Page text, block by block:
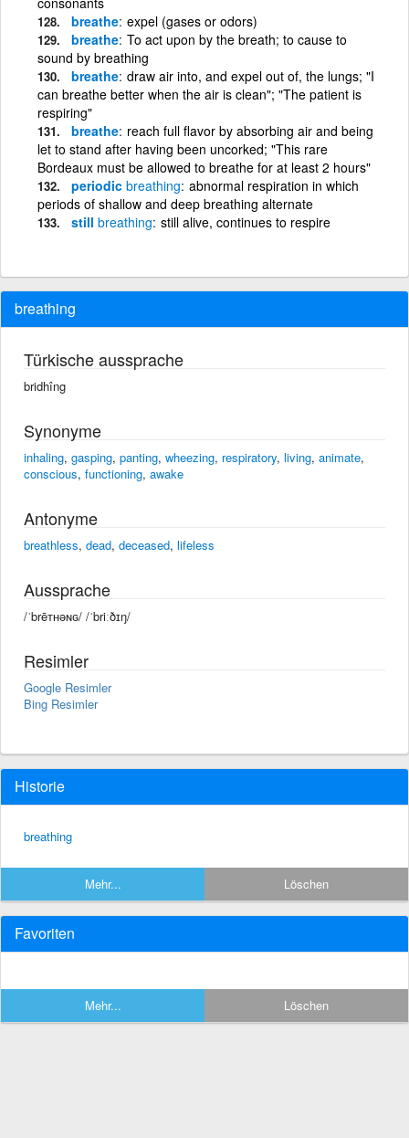
breathe expel (gases or odors)
breathe To act upon by the breath; to cause to
sound by breathing
breathe draw air into, and expel out of, the lungs; "I
can breathe better when the air is clean"; "The patient is
respiring"
breathe reach full flavor by absorbing air and being
let to stand after having been uncorked; "This rare
Bordeaux must be allowed to breathe for at least 2 hours"
periodic breathing abnormal respiration in which
periods of shallow and deep breathing alternate
still breathing still alive, continues to respire
breathing
Türkische aussprache
bridhîng
Synonyme
inhaling, gasping, panting, wheezing, respiratory, living, animate,
conscious, functioning, awake
Antonyme
breathless, dead, deceased, lifeless
Aussprache
/ˈbrēᴛʜəɴɢ/ /ˈbriːðɪŋ/
Resimler
Google Resimler
Bing Resimler
Historie
breathing
Mehr... Löschen
Favoriten
Mehr... Löschen